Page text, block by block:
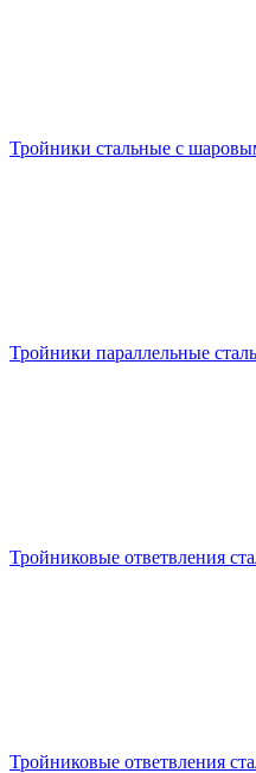
Тройники стальные с
Тройники параллельные
Тройниковые ответвления
Тройниковые ответвления